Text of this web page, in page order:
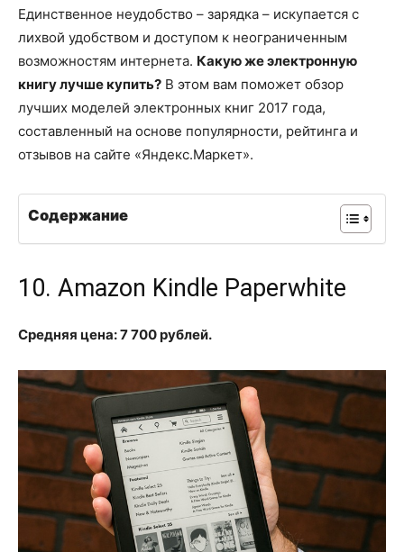
Единственное неудобство – зарядка – искупается с
лихвой удобством и доступом к неограниченным
возможностям интернета. Какую же электронную
книгу лучше купить? В этом вам поможет обзор
лучших моделей электронных книг 2017 года,
составленный на основе популярности, рейтинга и
отзывов на сайте «Яндекс.Маркет».
Содержание
10. Amazon Kindle Paperwhite
Средняя цена: 7 700 рублей.